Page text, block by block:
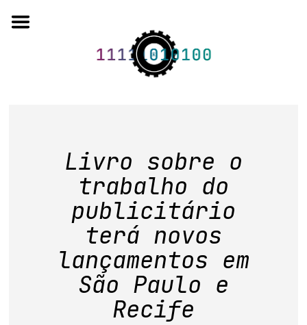
to
quem somos
artigos em periódicos
anais de eventos
capítulos de livros
editorial
base de dados
Livro sobre o
trabalho do
publicitário
terá novos
lançamentos em
São Paulo e
Recife